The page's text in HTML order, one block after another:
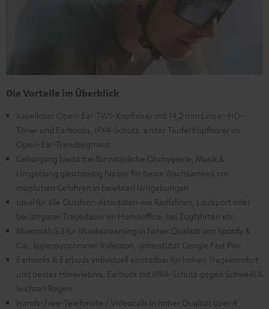
Die Vorteile im Überblick
Kabelloser Open-Ear-TWS-Kopfhörer mit 14,2 mm Linear-HD-
Töner und Earhooks, IPX4-Schutz, erster Teufel Kopfhörer im
Open-Ear-Trendsegment
Gehörgang bleibt frei für natürliche Ohrhygiene, Musik &
Umgebung gleichzeitig hörbar für beste Wachsamkeit vor
möglichen Gefahren in belebten Umgebungen
Ideal für alle Outdoor-Aktivitäten wie Radfahren, Laufsport oder
bei längerer Tragedauer im Homeoffice, bei Zugfahrten etc.
Bluetooth 5.3 für Musikstreaming in hoher Qualität von Spotify &
Co., lippensynchroner Videoton, unterstützt Google Fast Pair
Earhooks & Earbuds individuell einstellbar für hohen Tragekomfort
und bestes Hörerlebnis, Earbuds mit IPX4-Schutz gegen Schweiß &
leichten Regen
Hands-Free-Telefonate / Videocalls in hoher Qualität über 4